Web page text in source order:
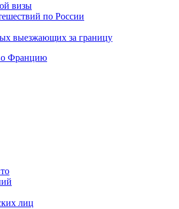
визы
по России
выезжающих за границу
Францию
лиц